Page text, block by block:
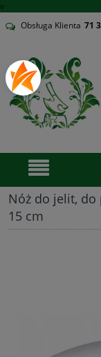
v
Obsługa Klienta 71
Nóż do jelit, do
15 cm